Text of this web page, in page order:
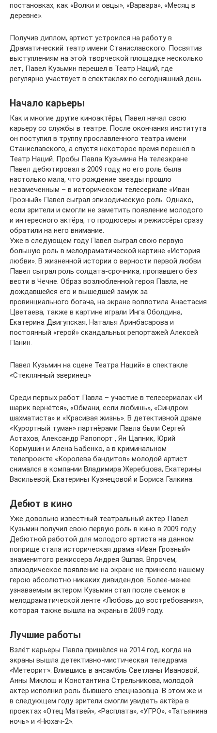
постановках, как «Волки и овцы», «Варвара», «Месяц в
деревне».
Получив диплом, артист устроился на работу в
Драматический театр имени Станиславского. Посвятив
выступлениям на этой творческой площадке несколько
лет, Павел Кузьмин перешел в Театр Наций, где
регулярно участвует в спектаклях по сегодняшний день.
Начало карьеры
Как и многие другие киноактёры, Павел начал свою
карьеру со службы в театре. После окончания института
он поступил в труппу прославленного театра имени
Станиславского, а спустя некоторое время перешёл в
Театр Наций. Пробы Павла Кузьмина На телеэкране
Павел дебютировал в 2009 году, но его роль была
настолько мала, что рождение звезды прошло
незамеченным – в историческом телесериале «Иван
Грозный» Павел сыграл эпизодическую роль. Однако,
если зрители и смогли не заметить появление молодого
и интересного актёра, то продюсеры и режиссёры сразу
обратили на него внимание.
Уже в следующем году Павел сыграл свою первую
большую роль в мелодраматической картине «История
любви». В жизненной истории о верности первой любви
Павел сыграл роль солдата-срочника, пропавшего без
вести в Чечне. Образ возлюбленной героя Павла, не
дождавшейся его и вышедшей замуж за
провинциального богача, на экране воплотила Анастасия
Цветаева, также в картине играли Инга Оболдина,
Екатерина Двигупская, Наталья Аринбасарова и
постоянный «герой» скандальных репортажей Алексей
Панин.
Павел Кузьмин на сцене Театра Наций» в спектакле
«Стеклянный зверинец»
Среди первых работ Павла – участие в телесериалах «И
шарик вернётся», «Обмани, если любишь», «Синдром
шахматиста» и «Красивая жизнь». В детективной драме
«Курортный туман» партнёрами Павла были Сергей
Астахов, Александр Рапопорт , Ян Цапник, Юрий
Кормушин и Алёна Бабенко, а в криминальном
телепроекте «Королева бандитов» молодой артист
снимался в компании Владимира Жеребцова, Екатерины
Васильевой, Екатерины Кузнецовой и Бориса Галкина.
Дебют в кино
Уже довольно известный театральный актер Павел
Кузьмин получил свою первую роль в кино в 2009 году.
Дебютной работой для молодого артиста на данном
поприще стала историческая драма «Иван Грозный»
знаменитого режиссера Андрея Эшпая. Впрочем,
эпизодическое появление на экране не принесло нашему
герою абсолютно никаких дивидендов. Более-менее
узнаваемым актером Кузьмин стал после съемок в
мелодраматической ленте «Любовь до востребования»,
которая также вышла на экраны в 2009 году.
Лучшие работы
Взлёт карьеры Павла пришёлся на 2014 год, когда на
экраны вышла детективно-мистическая теледрама
«Метеорит». Влившись в ансамбль Светланы Ивановой,
Анны Миклош и Константина Стрельникова, молодой
актёр исполнил роль бывшего спецназовца. В этом же и
в следующем году зрители смогли увидеть актёра в
проектах «Отец Матвей», «Расплата», «УГРО», «Татьянина
ночь» и «Нюхач-2».